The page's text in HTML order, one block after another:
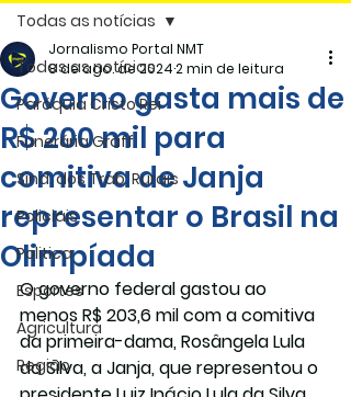
Todas as notícias
Paróquia Cristo Rei
Funerária Gräff
Sind. dos Trab. Rurais
Policiais
Politica
Esportes
Agricultura
Região
Todas as notícias
Governo gasta mais de
R$ 200 mil para
comitiva de Janja
representar o Brasil na
Olimpíada
Jornalismo Portal NMT
8 de ago. de 20242 min de leitura
O governo federal gastou ao
menos R$ 203,6 mil com a comitiva
da primeira-dama, Rosângela Lula
da Silva, a Janja, que representou o